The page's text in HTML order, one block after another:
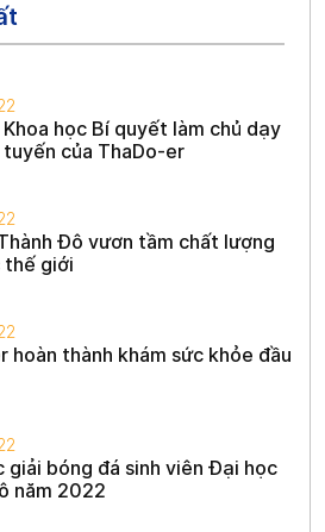
học Bí quyết làm chủ dạy
của ThaDo-er
Đô vươn tầm chất lượng
thế giới
hoàn thành khám sức khỏe đầu
giải bóng đá sinh viên Đại học
năm 2022